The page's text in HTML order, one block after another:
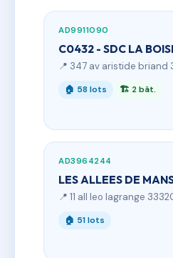
AD9911090
C0432 - SDC LA
📍 347 av aristide briand
🏠 58 lots 🏗 2 bât.
AD3964244
LES ALLEES DE
📍 11 all leo lagrange
🏠 51 lots